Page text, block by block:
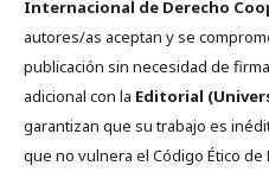
Internacional de Derecho
autores/as aceptan y se
publicación sin necesidad de
adicional con la Editorial
garantizan que su trabajo es
que no vulnera el Código Ético